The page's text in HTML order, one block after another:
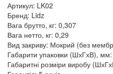
Артикул: LK02
Бренд: Lidz
Вага брутто, кг: 0,307
Вага нетто, кг: 0,29
Вид закриву: Мокрий (без
Габарити упаковки (ШхГхВ),
Габаритні розміри виробу